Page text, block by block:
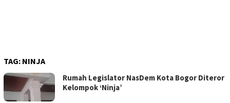
TAG: NINJA
Rumah Legislator NasDem Kota Bogor Diteror
Kelompok ‘Ninja’